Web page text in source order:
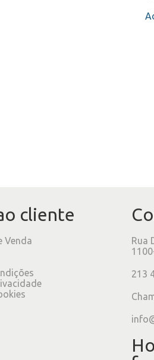
cliente
Venda
Rua
213